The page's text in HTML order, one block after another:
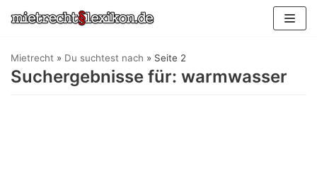
Zum
springen
Mietrecht » Du suchtest nach » Seite 2
Suchergebnisse für: warmwasser